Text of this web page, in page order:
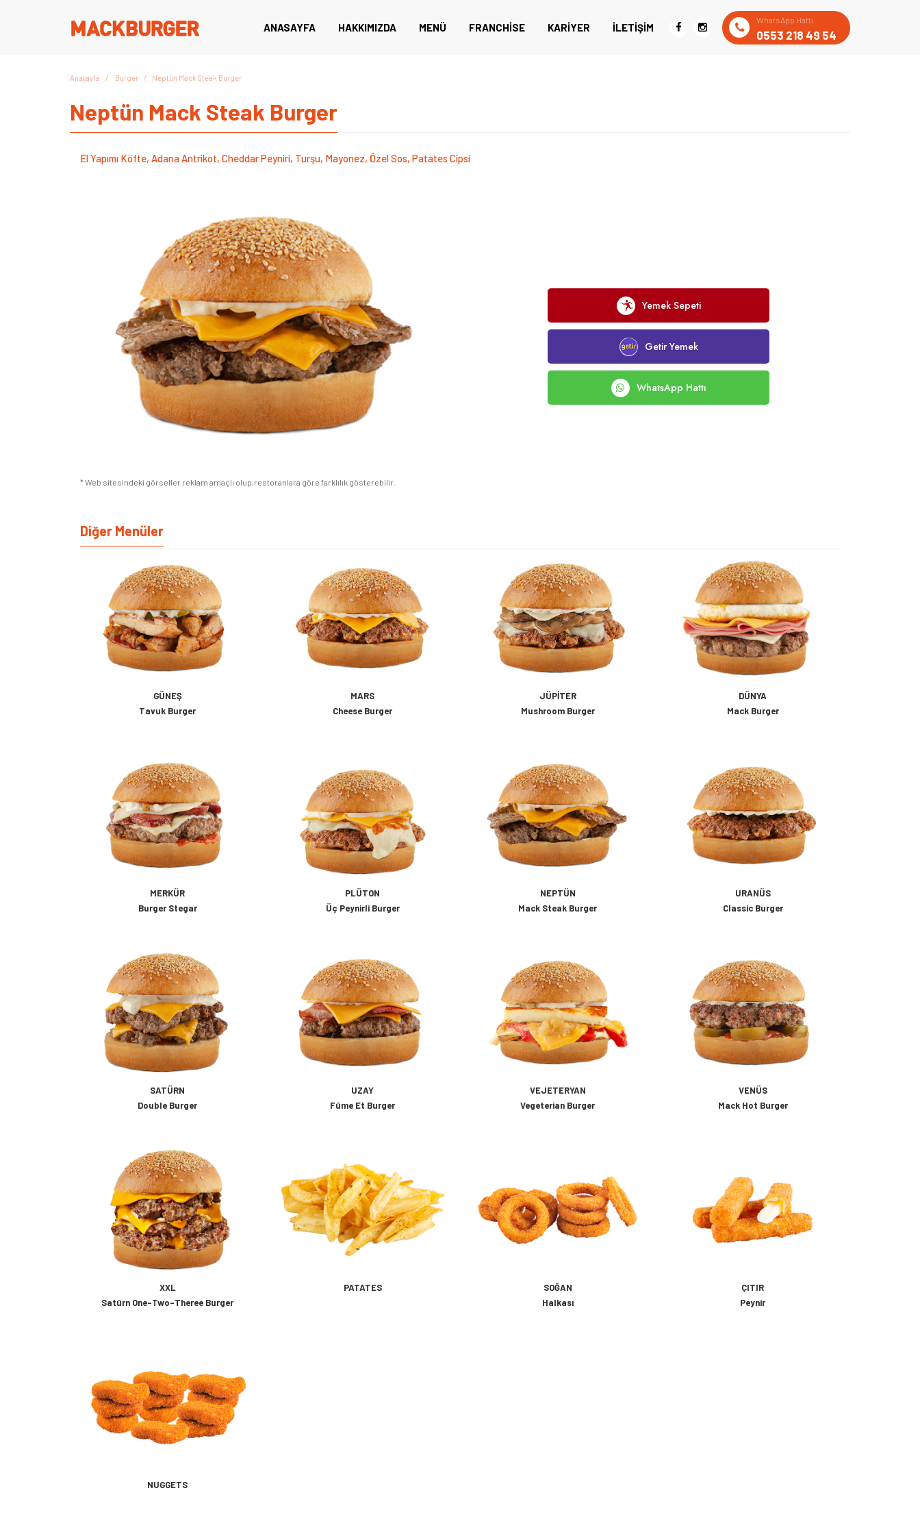
ANASAYFA HAKKIMIZDA MENÜ FRANCHISE KARIYER İLETIŞIM
WhatsApp Hattı
0553 218 49 54
Anasayfa Burger Neptün Mack Steak Burger
Neptün Mack Steak Burger
El Yapımı Köfte, Adana Antrikot, Cheddar Peyniri, Turşu, Mayonez, Özel Sos, Patates Cipsi
* Web sitesindeki görseller reklam amaçlı olup,restoranlara göre farklılık gösterebilir.
Yemek Sepeti
Getir Yemek
WhatsApp Hattı
Diğer Menüler
GÜNEŞ
Tavuk Burger
MARS
Cheese Burger
JÜPITER
Mushroom Burger
DÜNYA
Mack Burger
MERKÜR
Burger Stegar
PLÜTON
Üç Peynirli Burger
NEPTÜN
Mack Steak Burger
URANÜS
Classic Burger
SATÜRN
Double Burger
UZAY
Füme Et Burger
VEJETERYAN
Vegeterian Burger
VENÜS
Mack Hot Burger
XXL
Satürn One-Two-Theree Burger
PATATES
SOĞAN
Halkası
ÇITIR
Peynir
NUGGETS